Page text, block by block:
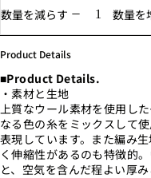
数量を減らす 数量を
Product Details
■Product Details.
・素材と生地
上質なウール素材を使用し
なる色の糸をミックスして
表現しています。また編み
く伸縮性があるのも特徴的
と、空気を含んだ程よい厚